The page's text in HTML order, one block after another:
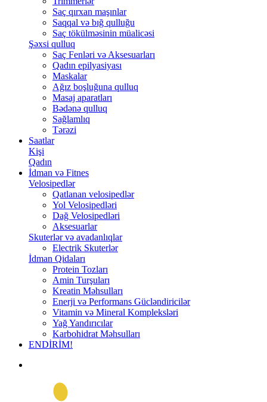
Saç qırxan maşınlar
Saqqal və bığ qulluğu
Saç tökülməsinin müalicəsi
Şəxsi qulluq
Saç Fenləri və Aksesuarları
Qadın epilyasiyası
Maskalar
Ağız boşluğuna qulluq
Masaj aparatları
Bədənə qulluq
Sağlamlıq
Tərəzi
Saatlar
Kişi
Qadın
İdman və Fitnes
Velosipedlər
Qatlanan velosipedlər
Yol Velosipedləri
Dağ Velosipedləri
Aksesuarlar
Skuterlər və avadanlıqlar
Electrik Skuterlər
İdman Qidaları
Protein Tozları
Amin Turşuları
Kreatin Məhsulları
Enerji və Performans Gücləndiricilər
Vitamin və Mineral Kompleksləri
Yağ Yandırıcılar
Karbohidrat Məhsulları
ENDİRİM!